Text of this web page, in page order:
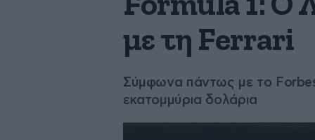
με τη Ferrari
Σύμφωνα πάντως με το
εκατομμύρια δολάρια